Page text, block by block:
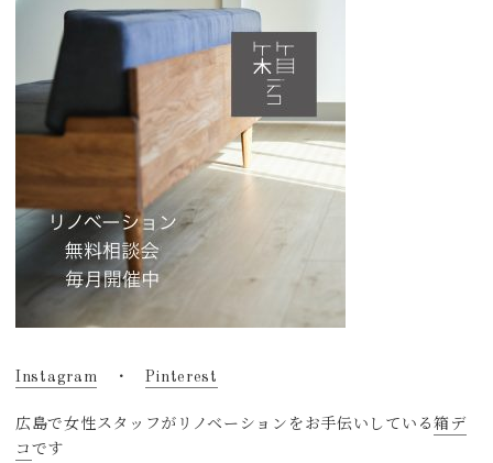
Instagram ・Pinterest
広島で女性スタッフがリノベーションをお手伝いしている箱デ
コ です